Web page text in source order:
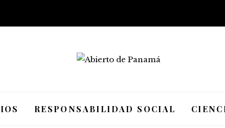
RESPONSABILIDAD SOCIAL